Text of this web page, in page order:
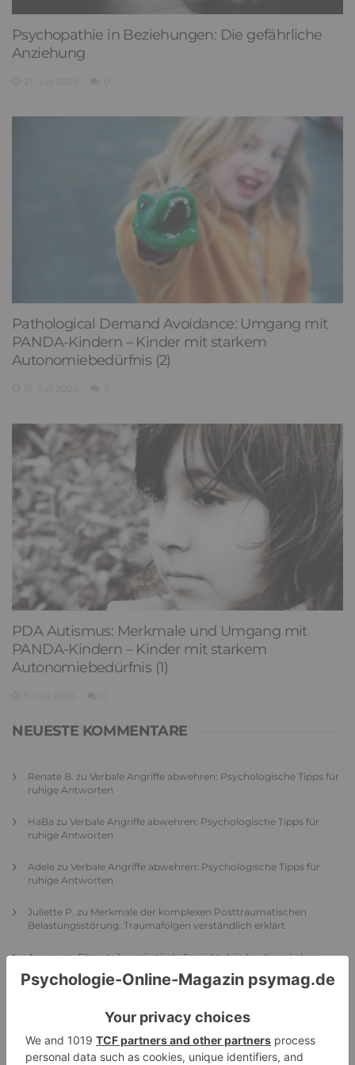
Psychopathie in Beziehungen: Die gefährliche
Anziehung
Pathological Demand Avoidance: Umgang mit
PANDA-Kindern – Kinder mit starkem
Autonomiebedürfnis (2)
PDA Autismus: Merkmale und Umgang mit
PANDA-Kindern – Kinder mit starkem
Autonomiebedürfnis (1)
NEUESTE KOMMENTARE
Renate B. zu Verbale Angriffe abwehren: Psychologische Tipps für
ruhige Antworten
HaBa zu Verbale Angriffe abwehren: Psychologische Tipps für
ruhige Antworten
Adele zu Verbale Angriffe abwehren: Psychologische Tipps für
ruhige Antworten
Juliette P. zu Merkmale der komplexen Posttraumatischen
Belastungsstörung: Traumafolgen verständlich erklärt
AnsgarzuElternteil narzisstisch: So sieht dein heutiges Leben
vermutlich aus – Narzisstisch geprägte Kindheit (1)